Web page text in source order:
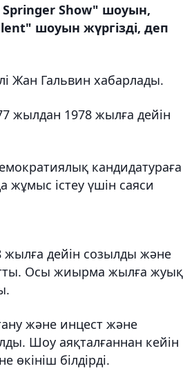
Show" шоуын,
шоуын жүргізді, деп
Жан Гальвин хабарлады.
жылдан 1978 жылға дейін
кандидатураға
жұмыс істеу үшін саяси
дейін созылды және
Осы жиырма жылға жуық
және инцест және
Шоу аяқталғаннан кейін
білдірді.